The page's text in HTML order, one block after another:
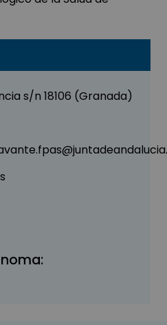
s/n 18106 (Granada)